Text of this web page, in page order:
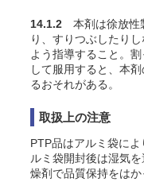
14.1.2 本剤は徐放性
り、すりつぶしたり
よう指導すること。
して服用すると、本
るおそれがある。
取扱上の注意
PTP品はアルミ袋に
ルミ袋開封後は湿気
燥剤で品質保持をは